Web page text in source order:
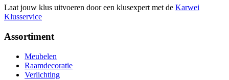
Laat jouw klus uitvoeren door een klusexpert met de Karwei
Klusservice
Assortiment
Meubelen
Raamdecoratie
Verlichting